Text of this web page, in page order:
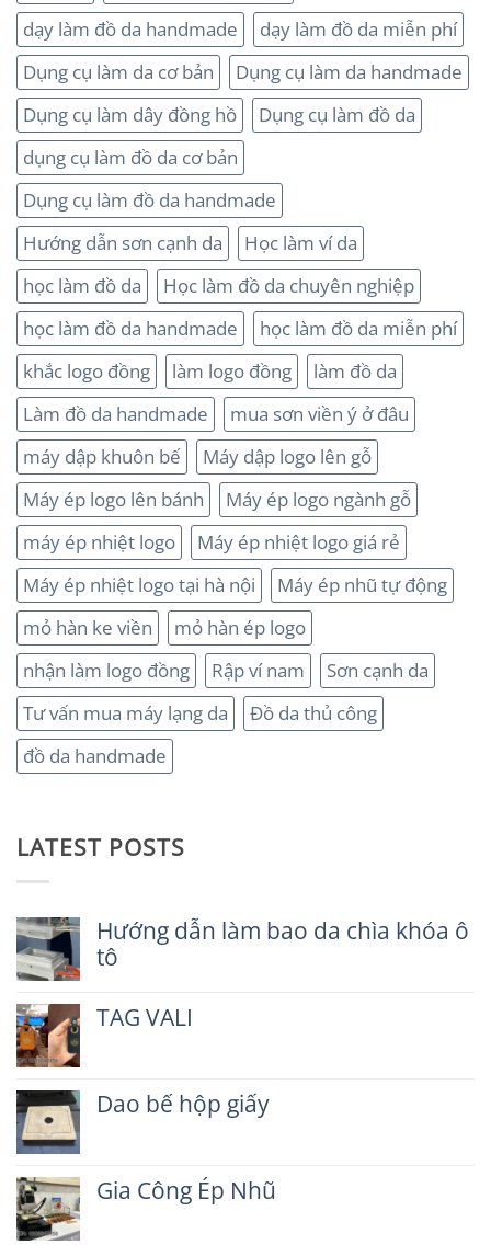
dạy làm đồ da handmade
dạy làm đồ da miễn phí
Dụng cụ làm da cơ bản
Dụng cụ làm da handmade
Dụng cụ làm dây đồng hồ
Dụng cụ làm đồ da
dụng cụ làm đồ da cơ bản
Dụng cụ làm đồ da handmade
Hướng dẫn sơn cạnh da
Học làm ví da
học làm đồ da
Học làm đồ da chuyên nghiệp
học làm đồ da handmade
học làm đồ da miễn phí
khắc logo đồng
làm logo đồng
làm đồ da
Làm đồ da handmade
mua sơn viền ý ở đâu
máy dập khuôn bế
Máy dập logo lên gỗ
Máy ép logo lên bánh
Máy ép logo ngành gỗ
máy ép nhiệt logo
Máy ép nhiệt logo giá rẻ
Máy ép nhiệt logo tại hà nội
Máy ép nhũ tự động
mỏ hàn ke viền
mỏ hàn ép logo
nhận làm logo đồng
Rập ví nam
Sơn cạnh da
Tư vấn mua máy lạng da
Đồ da thủ công
đồ da handmade
LATEST POSTS
Hướng dẫn làm bao da chìa khóa ô
tô
bình
dẫn
làm
khóa
TAG VALI
luận
ở
Dao bế hộp giấy
luận
ở
Gia Công Ép Nhũ